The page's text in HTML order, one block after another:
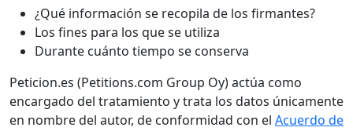
¿Qué información se recopila de los firmantes?
Los fines para los que se utiliza
Durante cuánto tiempo se conserva
Peticion.es (Petitions.com Group Oy) actúa como
encargado del tratamiento y trata los datos únicamente
en nombre del autor, de conformidad con el Acuerdo de